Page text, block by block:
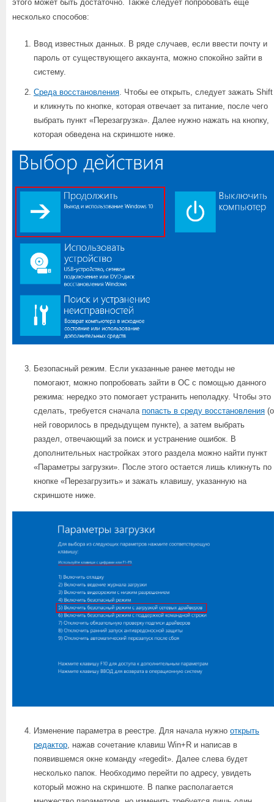
этого может быть достаточно. Также следует попробовать еще
несколько способов:
Ввод известных данных. В ряде случаев, если ввести почту и
пароль от существующего аккаунта, можно спокойно зайти в
систему.
Среда восстановления. Чтобы ее открыть, следует зажать Shift
и кликнуть по кнопке, которая отвечает за питание, после чего
выбрать пункт «Перезагрузка». Далее нужно нажать на кнопку,
которая обведена на скриншоте ниже.
Безопасный режим. Если указанные ранее методы не
помогают, можно попробовать зайти в ОС с помощью данного
режима: нередко это помогает устранить неполадку. Чтобы это
сделать, требуется сначала попасть в среду восстановления (о
ней говорилось в предыдущем пункте), а затем выбрать
раздел, отвечающий за поиск и устранение ошибок. В
дополнительных настройках этого раздела можно найти пункт
«Параметры загрузки». После этого остается лишь кликнуть по
кнопке «Перезагрузить» и зажать клавишу, указанную на
скриншоте ниже.
Изменение параметра в реестре. Для начала нужно открыть
редактор, нажав сочетание клавиш Win+R и написав в
появившемся окне команду «regedit». Далее слева будет
несколько папок. Необходимо перейти по адресу, увидеть
который можно на скриншоте. В папке располагается